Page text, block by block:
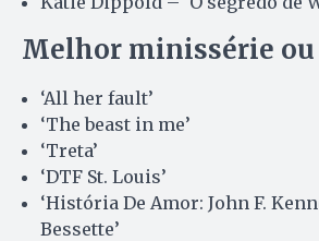
Melhor minissérie
‘All her fault’
‘The beast in me’
‘Treta’
‘DTF St. Louis’
‘História De Amor: John F.
Bessette’